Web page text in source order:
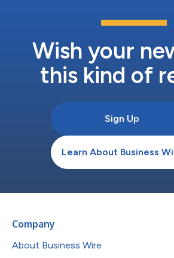
Wish your
this kind of
Sign Up
Learn About Business
Company
About Business Wire